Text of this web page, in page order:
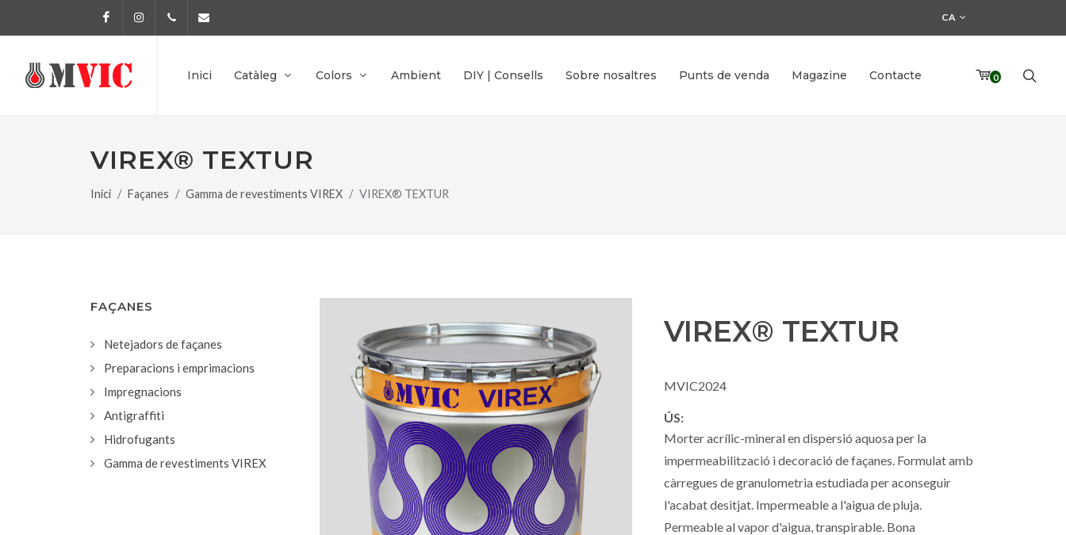
FacebookInstagram972 170 160 CA
0
Inici Catàleg Colors Ambient DIY | Consells Sobre nosaltres Punts de venda Magazine Contacte
VIREX® TEXTUR
Inici Façanes Gamma de revestiments VIREX VIREX® TEXTUR
VIREX® TEXTUR
MVIC2024
ÚS:
Morter acrílic-mineral en dispersió aquosa per la
impermeabilització i decoració de façanes. Formulat amb
càrregues de granulometria estudiada per aconseguir
l'acabat desitjat. Impermeable a l'aigua de pluja.
Permeable al vapor d'aigua, transpirable. Bona
FAÇANES
Netejadors de façanes
Preparacions i emprimacions
Impregnacions
Antigraffiti
Hidrofugants
Gamma de revestiments VIREX